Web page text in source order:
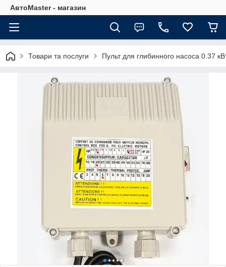
АвтоMaster - магазин
Товари та послуги Пульт для глибинного насоса 0.37